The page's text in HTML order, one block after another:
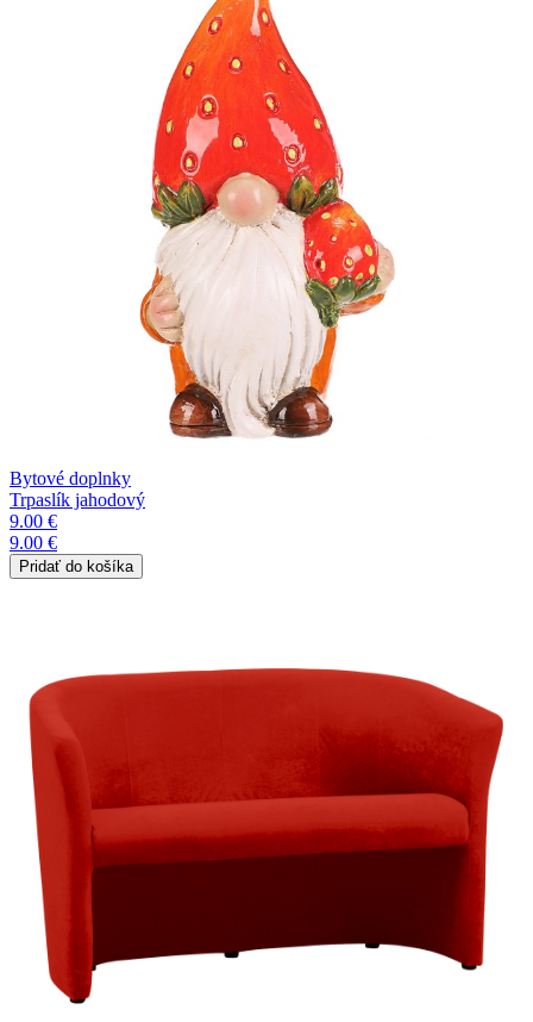
Bytové doplnky
Trpaslík jahodový
9.00 €
9.00 €